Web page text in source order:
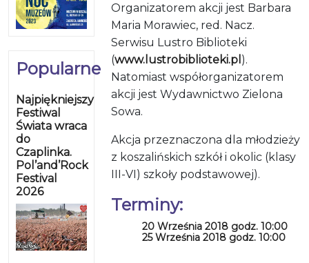
Popularne
Najpiękniejszy
Festiwal
Świata wraca
do
Czaplinka.
Pol’and’Rock
Festival
2026
Organizatorem akcji jest Barbara
Maria Morawiec, red. Nacz.
Serwisu Lustro Biblioteki
(www.lustrobiblioteki.pl ).
Natomiast współorganizatorem
akcji jest Wydawnictwo Zielona
Sowa.
Akcja przeznaczona dla młodzieży
z koszalińskich szkół i okolic (klasy
III-VI) szkoły podstawowej).
Terminy:
20 Września 2018 godz. 10:00
25 Września 2018 godz. 10:00